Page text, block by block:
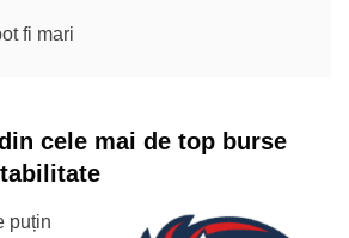
fi mari
cele mai de top burse
puțin